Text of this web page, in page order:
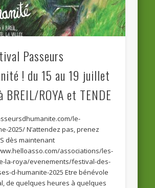
Passeurs
! du 15 au 19 juillet
ROYA et TENDE
le-
2025/ N’attendez pas, prenez
dès maintenant
associations/les-
la-roya/evenements/festival-des-
d-humanite-2025 Etre bénévole
de quelques heures à quelques